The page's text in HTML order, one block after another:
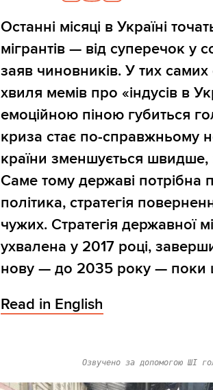
Останні місяці в Україні
мігрантів — від суперечок у
заяв чиновників. У тих
хвиля мемів про «індусів в
емоційною піною губиться
криза стає по-справжньому
країни зменшується
Саме тому державі потрібна
політика, стратегія
чужих. Стратегія державної
ухвалена у 2017 році,
нову — до 2035 року —
Read in English
Озвучено за допомогою ШІ